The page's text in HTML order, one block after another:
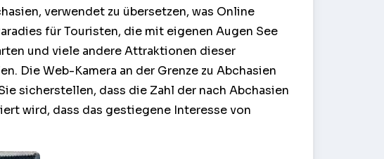
verwendet zu übersetzen, was Online
für Touristen, die mit eigenen Augen See
und viele andere Attraktionen dieser
Die Web-Kamera an der Grenze zu Abchasien
sicherstellen, dass die Zahl der nach Abchasien
wird, dass das gestiegene Interesse von